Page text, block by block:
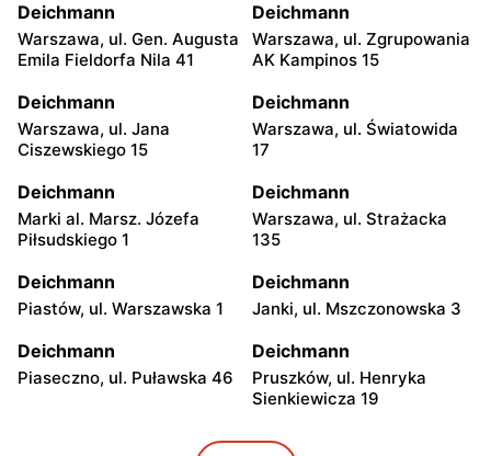
Deichmann
Warszawa, ul. Gen. Augusta
Emila Fieldorfa Nila 41
Deichmann
Warszawa, ul. Zgrupowania
AK Kampinos 15
Deichmann
Warszawa, ul. Jana
Ciszewskiego 15
Deichmann
Warszawa, ul. Światowida
17
Deichmann
Marki al. Marsz. Józefa
Piłsudskiego 1
Deichmann
Warszawa, ul. Strażacka
135
Deichmann
Piastów, ul. Warszawska 1
Deichmann
Janki, ul. Mszczonowska 3
Deichmann
Piaseczno, ul. Puławska 46
Deichmann
Pruszków, ul. Henryka
Sienkiewicza 19
Deichmann